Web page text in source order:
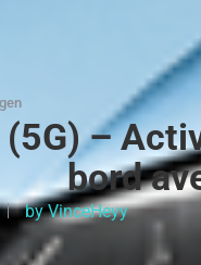
(5G) –
bord
byVinceHeyy